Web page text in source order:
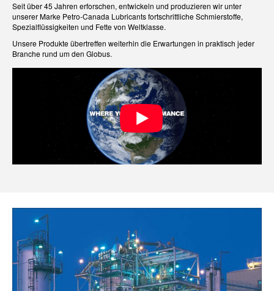
Seit über 45 Jahren erforschen, entwickeln und produzieren wir unter
unserer Marke Petro-Canada Lubricants fortschrittliche Schmierstoffe,
Spezialflüssigkeiten und Fette von Weltklasse.
Unsere Produkte übertreffen weiterhin die Erwartungen in praktisch jeder
Branche rund um den Globus.